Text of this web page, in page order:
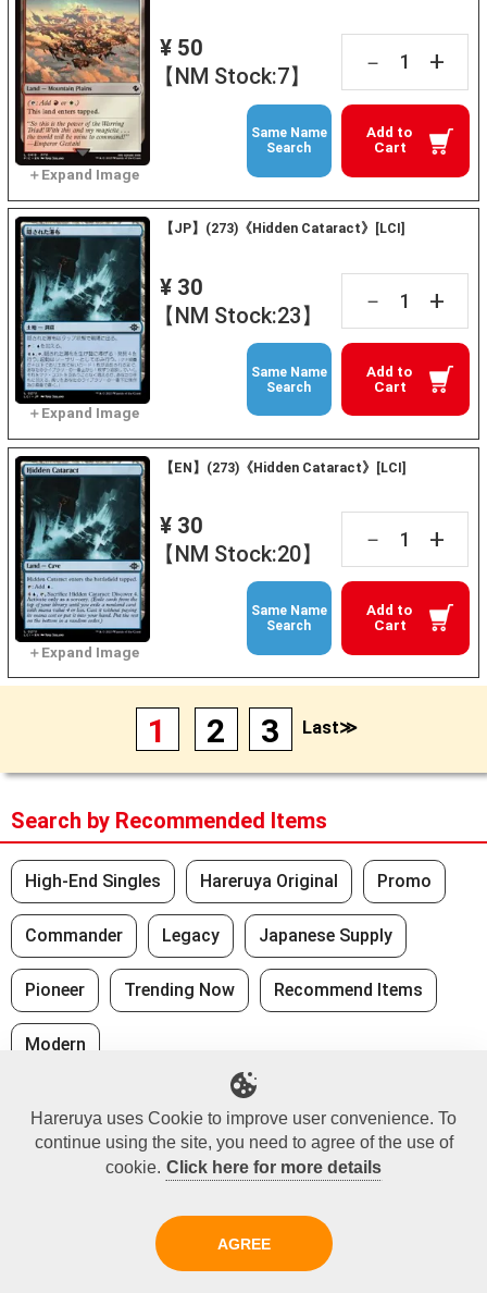
¥ 50
【NM Stock:7】
－ +
Add to
Cart
Same Name
Search
【JP】(273)《Hidden Cataract》[LCI]
¥ 30
【NM Stock:23】
－ +
Add to
Cart
Same Name
Search
【EN】(273)《Hidden Cataract》[LCI]
¥ 30
【NM Stock:20】
－ +
Add to
Cart
Same Name
Search
1 2 3 Last≫
Search by Recommended Items
High-End Singles Hareruya Original Promo
Commander Legacy Japanese Supply
Pioneer Trending Now Recommend Items
Modern
Recently Viewed
No Recently Seen Items
Did you find what you were looking for?
Hareruya uses Cookie to improve user convenience. To
continue using the site, you need to agree of the use of
cookie. Click here for more details
AGREE